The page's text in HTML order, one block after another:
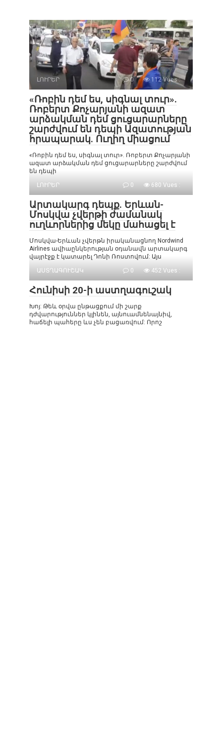
ԼՈՒՐԵՐ 0 112 Vues :
«Ռոբին դեմ ես, սիգնալ տուր».
Ռոբերտ Քոչարյանի ազատ
արձակման դեմ ցուցարարները
շարժվում են դեպի Ազատության
հրապարակ. Ուղիղ միացում
«Ռոբին դեմ ես, սիգնալ տուր». Ռոբերտ Քոչարյանի
ազատ արձակման դեմ ցուցարարները շարժվում
են դեպի
ԼՈՒՐԵՐ
0 680 Vues :
Արտակարգ դեպք. Երևան-
Մոսկվա չվերթի ժամանակ
ուղևորներից մեկը մահացել է
Մոսկվա-Երևան չվերթն իրականացնող Nordwind
Airlines ավիաընկերության օդանավն արտակարգ
վայրէջք է կատարել Դոնի Ռոստովում: Այս
ԱՍՏՂԱԳՈՒՇԱԿ
0 452 Vues :
Հունիսի 20-ի աստղագուշակ
Խոյ: Թեև օրվա ընթացքում մի շարք
դժվարություններ կլինեն, այնուամնենայնիվ,
հաճելի պահերը ևս չեն բացառվում: Որոշ